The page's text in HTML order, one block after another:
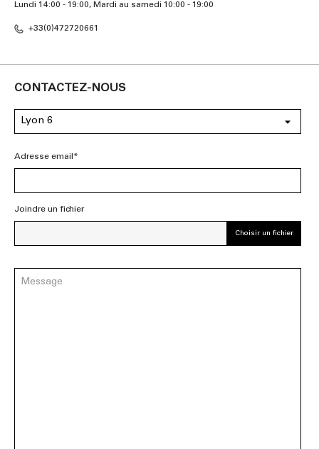
Lundi 14:00 - 19:00, Mardi au samedi 10:00 - 19:00
+33(0)472720661
CONTACTEZ-NOUS
Adresse email*
Joindre un fichier
Choisir un fichier